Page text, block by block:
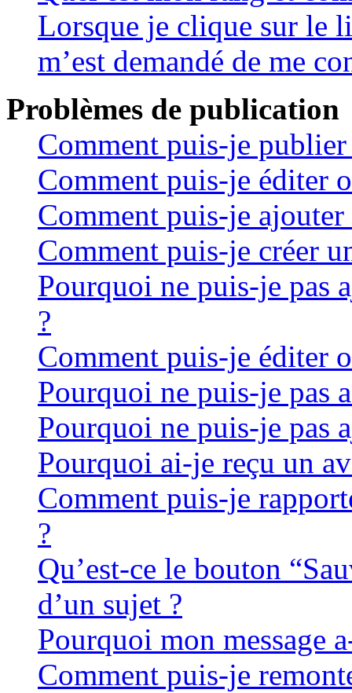
Lorsque je clique sur le
m’est demandé de me
Problèmes de publication
Comment puis-je
Comment puis-je éditer
Comment puis-je ajouter
Comment puis-je créer
Pourquoi ne puis-je pas
?
Comment puis-je éditer
Pourquoi ne puis-je pas
Pourquoi ne puis-je pas
Pourquoi ai-je reçu un
Comment puis-je
?
Qu’est-ce le bouton
d’un sujet ?
Pourquoi mon message
Comment puis-je